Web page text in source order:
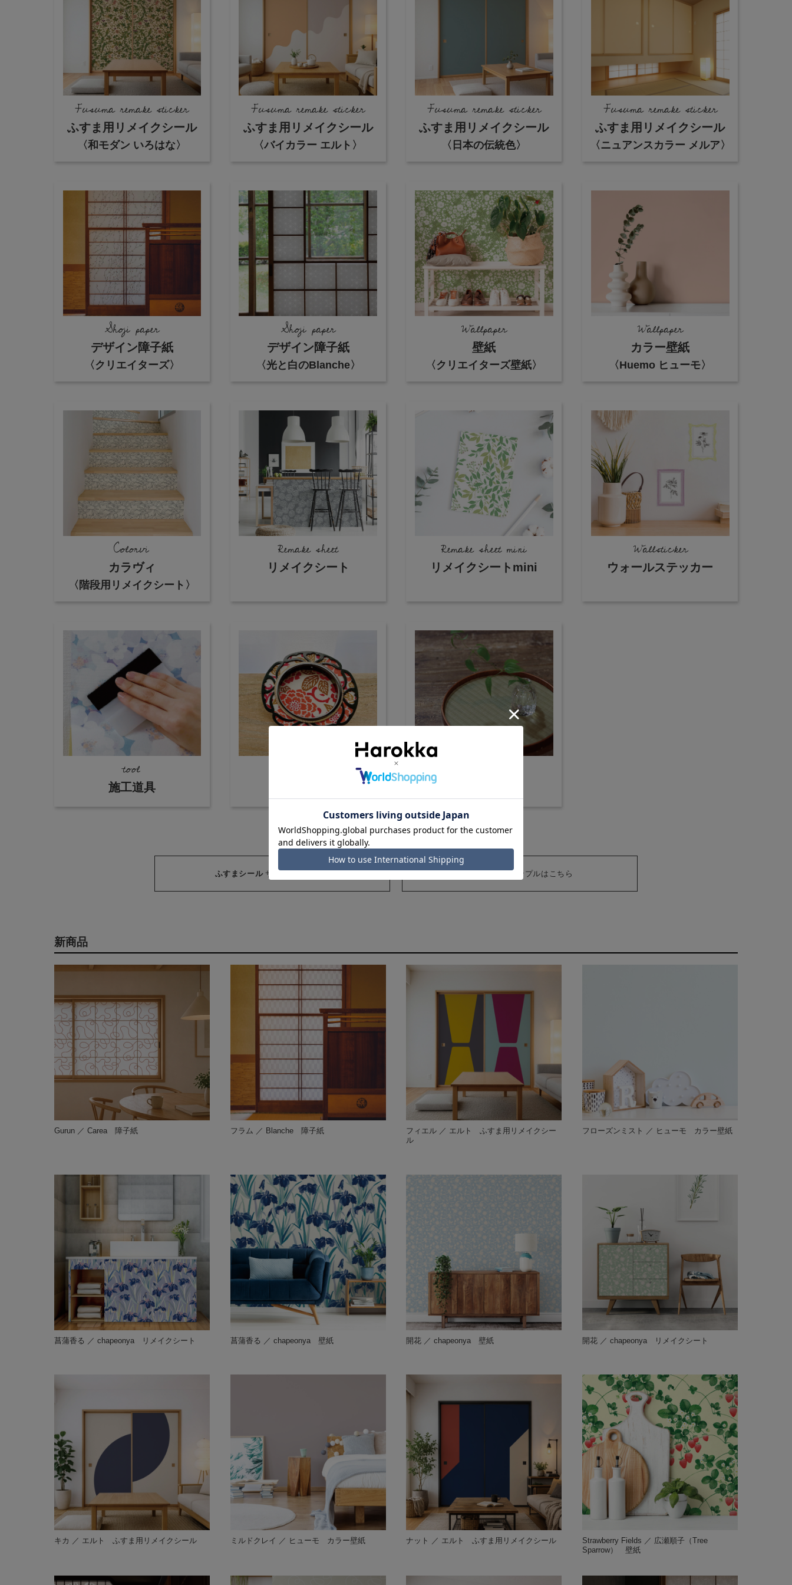
International
Shipping
Fusuma remake sticker
ふすま用リメイクシール
〈和モダン いろはな〉
Fusuma remake sticker
ふすま用リメイクシール
〈バイカラー エルト〉
Fusuma remake sticker
ふすま用リメイクシール
〈日本の伝統色〉
Fusuma remake sticker
ふすま用リメイクシール
〈ニュアンスカラー メルア〉
Shoji paper
デザイン障子紙
〈クリエイターズ〉
Shoji paper
デザイン障子紙
〈光と白のBlanche〉
Wallpaper
壁紙
〈クリエイターズ壁紙〉
Wallpaper
カラー壁紙
〈Huemo ヒューモ〉
Colorvi
カラヴィ
〈階段用リメイクシート〉
Remake sheet
リメイクシート
Remake sheet mini
リメイクシートmini
Wallsticker
ウォールステッカー
tool
施工道具
ふすまシール サンプルはこちら サンプルはこちら
新商品
Gurun ／ Carea 障子紙 フラム ／ Blanche 障子紙
フィエル ／ エルト ふすま用リメイクシー
ル
フローズンミスト ／ ヒューモ カラー壁紙
菖蒲香る ／ chapeonya リメイクシート 菖蒲香る ／ chapeonya 壁紙 開花 ／ chapeonya 壁紙 開花 ／ chapeonya リメイクシート
キカ ／ エルト ふすま用リメイクシール ミルドクレイ ／ ヒューモ カラー壁紙 ナット ／ エルト ふすま用リメイクシール
Strawberry Fields ／ 広瀬順子（Tree
Sparrow） 壁紙